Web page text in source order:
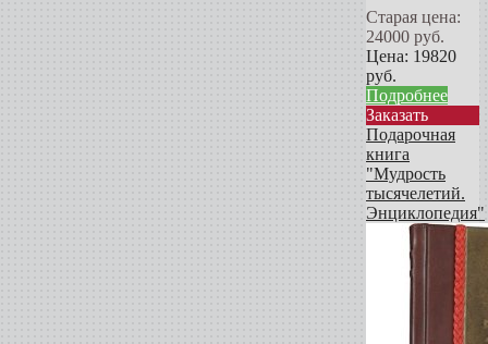
Старая цена:
24000 руб.
Цена: 19820
руб.
Подробнее
Заказать
Подарочная
книга
"Мудрость
тысячелетий.
Энциклопедия"